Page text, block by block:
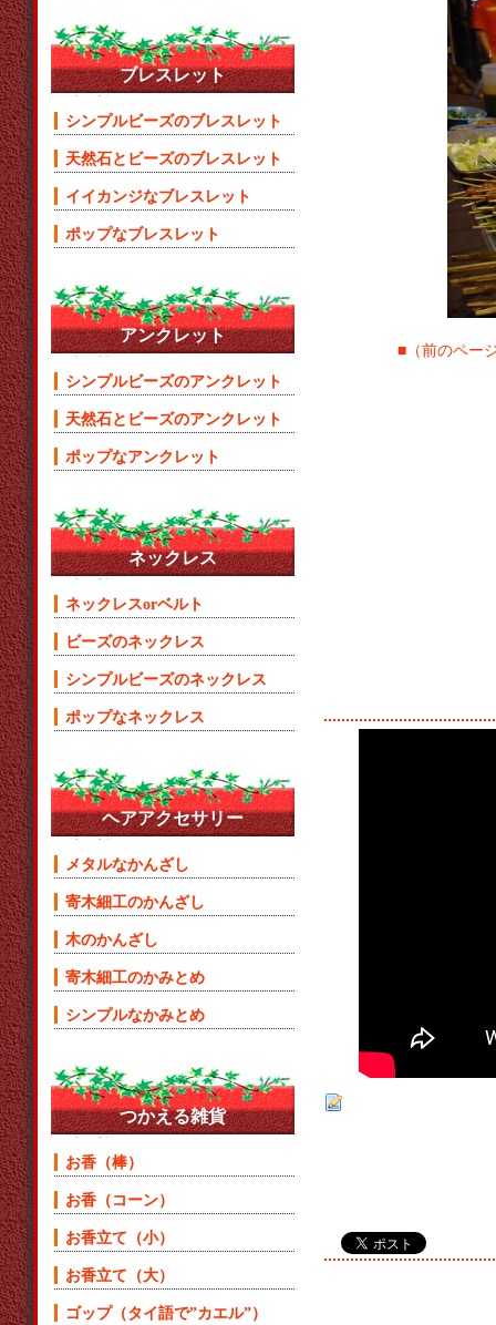
■（前のペー
ブレスレット
シンプルビーズのブレスレット
天然石とビーズのブレスレット
イイカンジなブレスレット
ポップなブレスレット
アンクレット
シンプルビーズのアンクレット
天然石とビーズのアンクレット
ポップなアンクレット
ネックレス
ネックレスorベルト
ビーズのネックレス
シンプルビーズのネックレス
ポップなネックレス
ヘアアクセサリー
メタルなかんざし
寄木細工のかんざし
木のかんざし
寄木細工のかみとめ
シンプルなかみとめ
つかえる雑貨
お香（棒）
お香（コーン）
お香立て（小）
お香立て（大）
ゴップ（タイ語で”カエル”）